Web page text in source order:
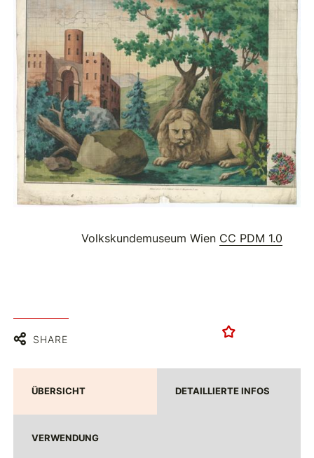
Volkskundemuseum Wien CC PDM 1.0
SHARE
ÜBERSICHT DETAILLIERTE INFOS
VERWENDUNG